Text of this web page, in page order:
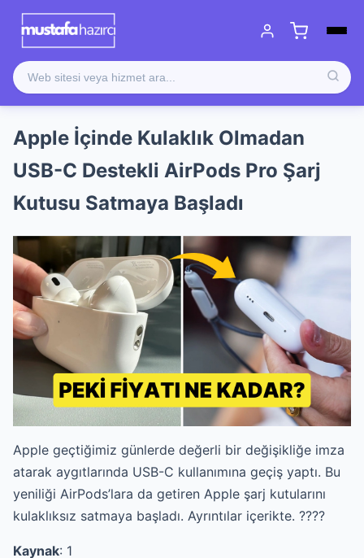
Apple İçinde Kulaklık Olmadan
USB-C Destekli AirPods Pro Şarj
Kutusu Satmaya Başladı
Apple geçtiğimiz günlerde değerli bir değişikliğe imza
atarak aygıtlarında USB-C kullanımına geçiş yaptı. Bu
yeniliği AirPods’lara da getiren Apple şarj kutularını
kulaklıksız satmaya başladı. Ayrıntılar içerikte. ????
Kaynak: 1